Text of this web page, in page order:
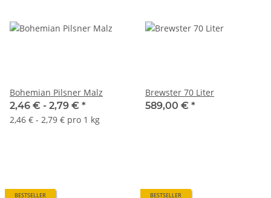
Bohemian Pilsner Malz
2,46 € - 2,79 € *
2,46 € - 2,79 € pro 1 kg
Brewster 70 Liter
589,00 € *
BESTSELLER BESTSELLER